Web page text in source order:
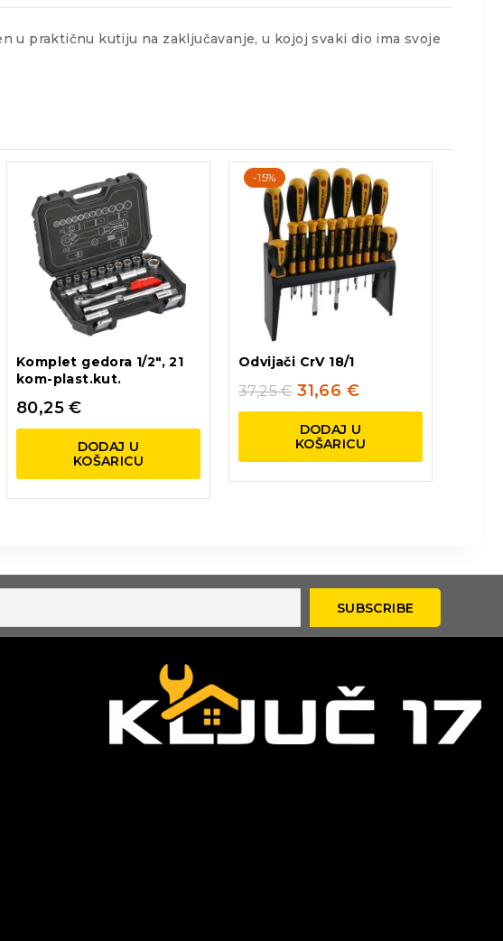
u praktičnu kutiju na zaključavanje, u kojoj svaki dio ima svoje
Komplet gedora 1/2″, 21
kom-plast.kut.
80,25€
DODAJ U
KOŠARICU
-15%
Odvijači CrV 18/1
37,25€ 31,66 €
DODAJ U
KOŠARICU